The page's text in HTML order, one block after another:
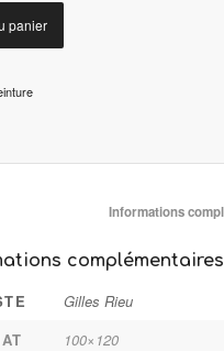
panier
complémentaires
Gilles Rieu
100×120